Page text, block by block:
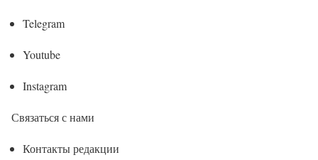
Telegram
Youtube
Instagram
Связаться с нами
Контакты редакции